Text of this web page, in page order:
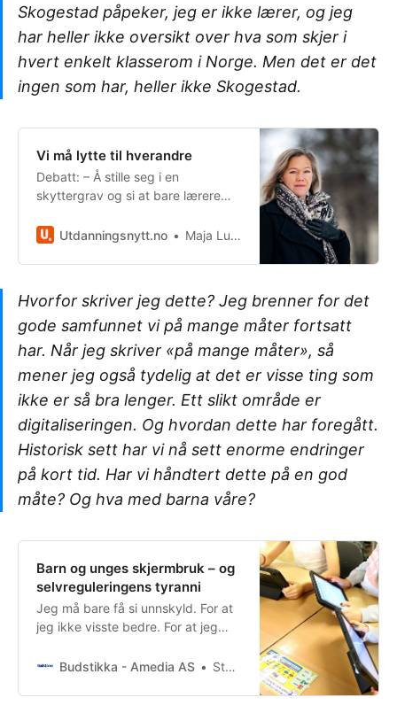
Skogestad påpeker, jeg er ikke lærer, og jeg
har heller ikke oversikt over hva som skjer i
hvert enkelt klasserom i Norge. Men det er det
ingen som har, heller ikke Skogestad.
Vi må lytte til hverandre
Debatt: – Å stille seg i en
skyttergrav og si at bare lærere
utfordringene våre.
Utdanningsnytt.no Maja Lunde
Hvorfor skriver jeg dette? Jeg brenner for det
gode samfunnet vi på mange måter fortsatt
har. Når jeg skriver «på mange måter», så
mener jeg også tydelig at det er visse ting som
ikke er så bra lenger. Ett slikt område er
digitaliseringen. Og hvordan dette har foregått.
Historisk sett har vi nå sett enorme endringer
på kort tid. Har vi håndtert dette på en god
måte? Og hva med barna våre?
Barn og unges skjermbruk – og
selvreguleringens tyranni
Jeg må bare få si unnskyld. For at
jeg ikke visste bedre. For at jeg
myndighetene sitter med. Og for
Budstikka - Amedia AS Stefan N. Halck (H), fra Rykkinn og Bærums Verk, nå bosatt i Volda